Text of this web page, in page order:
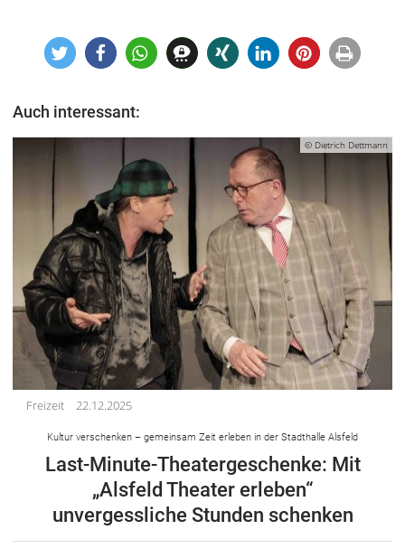
Auch interessant:
© Dietrich Dettmann
Freizeit 22.12.2025
Kultur verschenken – gemeinsam Zeit erleben in der Stadthalle Alsfeld
Last-Minute-Theatergeschenke: Mit
„Alsfeld Theater erleben“
unvergessliche Stunden schenken